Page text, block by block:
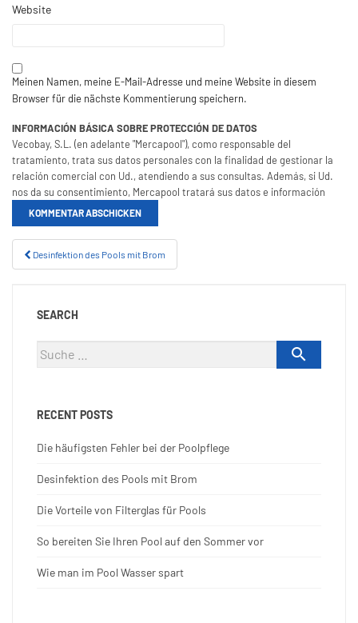
Website
Meinen Namen, meine E-Mail-Adresse und meine Website in diesem
Browser für die nächste Kommentierung speichern.
INFORMACIÓN BÁSICA SOBRE PROTECCIÓN DE DATOS
Vecobay, S.L. (en adelante "Mercapool"), como responsable del
tratamiento, trata sus datos personales con la finalidad de gestionar la
relación comercial con Ud., atendiendo a sus consultas. Además, si Ud.
nos da su consentimiento, Mercapool tratará sus datos e información
adicional (como información de producto, compras, reparaciones, etc.)
facilitados en este formulario y/o por otras vías, para remitirle
comunicaciones comerciales personalizadas de nuestros productos por
los medios anteriormente indicados. Si desea darse de baja, puede
hacerlo desde su área de usuario o enviando un email a
info@mercapool.com
ejercita. Más información:
Beitrags-
Navigation
Desinfektion des Pools mit Brom
SEARCH
Suche
nach:

RECENT POSTS
Die häufigsten Fehler bei der Poolpflege
Desinfektion des Pools mit Brom
Die Vorteile von Filterglas für Pools
So bereiten Sie Ihren Pool auf den Sommer vor
Wie man im Pool Wasser spart